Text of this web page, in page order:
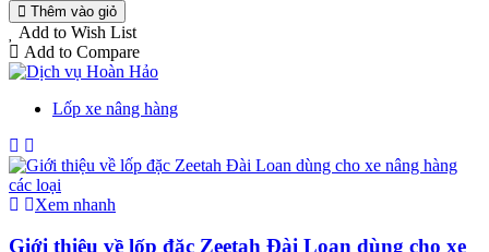
Thêm vào giỏ
Add to Wish List
Add to Compare
Lốp xe nâng hàng
Xem nhanh
Giới thiệu về lốp đặc Zeetah Đài Loan dùng cho xe